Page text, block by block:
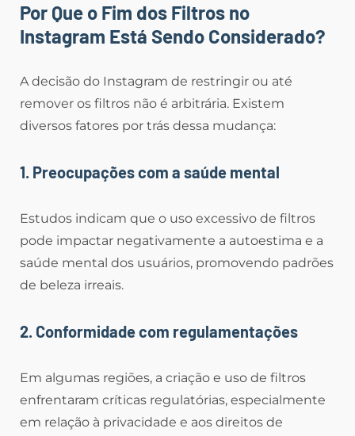
Por Que o Fim dos Filtros no
Instagram Está Sendo Considerado?
A decisão do Instagram de restringir ou até
remover os filtros não é arbitrária. Existem
diversos fatores por trás dessa mudança:
1. Preocupações com a saúde mental
Estudos indicam que o uso excessivo de filtros
pode impactar negativamente a autoestima e a
saúde mental dos usuários, promovendo padrões
de beleza irreais.
2. Conformidade com regulamentações
Em algumas regiões, a criação e uso de filtros
enfrentaram críticas regulatórias, especialmente
em relação à privacidade e aos direitos de